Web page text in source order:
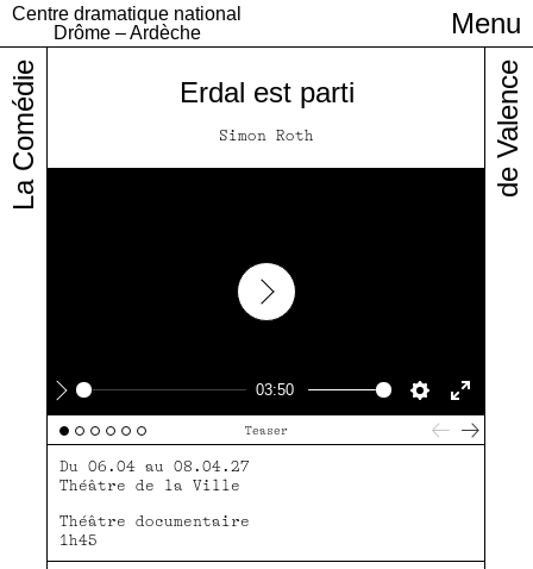
Centre dramatique national
Drôme – Ardèche
Menu
Infos pratiques
Erdal est parti
Simon Roth
Play
03:50
Settings
Enter
Play
Teaser
Du 06.04 au 08.04.27
Théâtre de la Ville
Théâtre documentaire
1h45
La Comédie de Valence